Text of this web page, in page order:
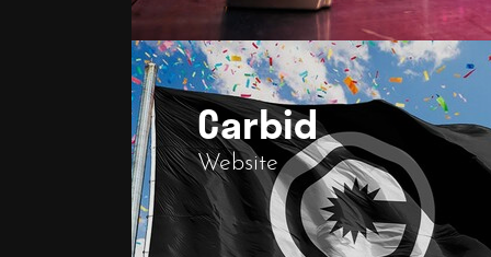
Carbid
Website